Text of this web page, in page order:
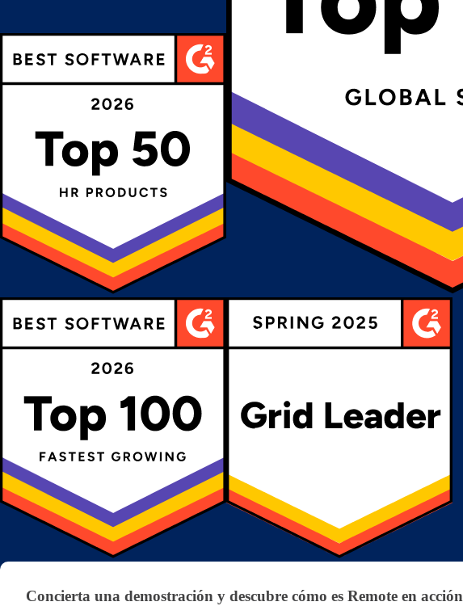
Concierta una demostración y descubre cómo es Remote en acción
Concierta una demostración y descubre cómo es Remote en acción